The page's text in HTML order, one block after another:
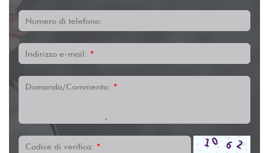
Numero di telefono:
Indirizzo e-mail: *
Domanda/Commento: *
Codice di verifica: *